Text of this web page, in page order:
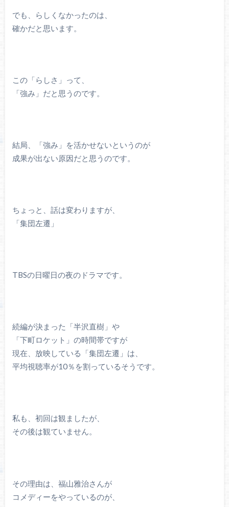
でも、らしくなかったのは、
確かだと思います。
この「らしさ」って、
「強み」だと思うのです。
結局、「強み」を活かせないというのが
成果が出ない原因だと思うのです。
ちょっと、話は変わりますが、
「集団左遷」
TBSの日曜日の夜のドラマです。
続編が決まった「半沢直樹」や
「下町ロケット」の時間帯ですが
現在、放映している「集団左遷」は、
平均視聴率が10％を割っているそうです。
私も、初回は観ましたが、
その後は観ていません。
その理由は、福山雅治さんが
コメディーをやっているのが、